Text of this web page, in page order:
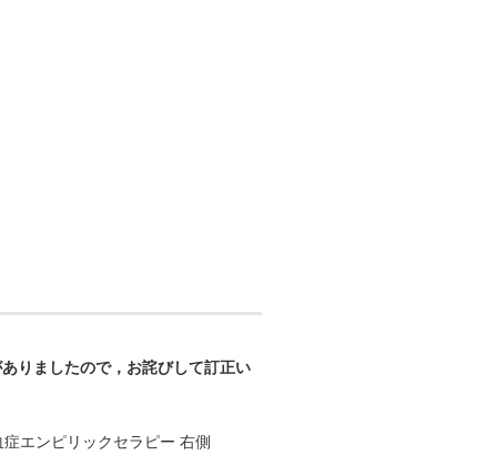
りましたので，お詫びして訂正い
エンピリックセラピー 右側